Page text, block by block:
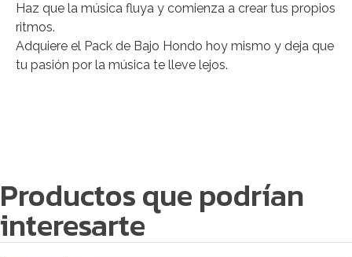
Haz que la música fluya y comienza a crear tus propios
ritmos.
Adquiere el Pack de Bajo Hondo hoy mismo y deja que
tu pasión por la música te lleve lejos.
Productos que podrían
interesarte